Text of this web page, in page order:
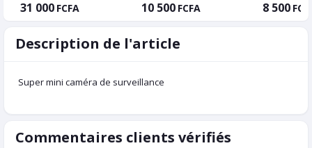
31 000 FCFA 10 500 FCFA 8 500
Description de l'article
Super mini caméra de surveillance
Commentaires clients vérifiés